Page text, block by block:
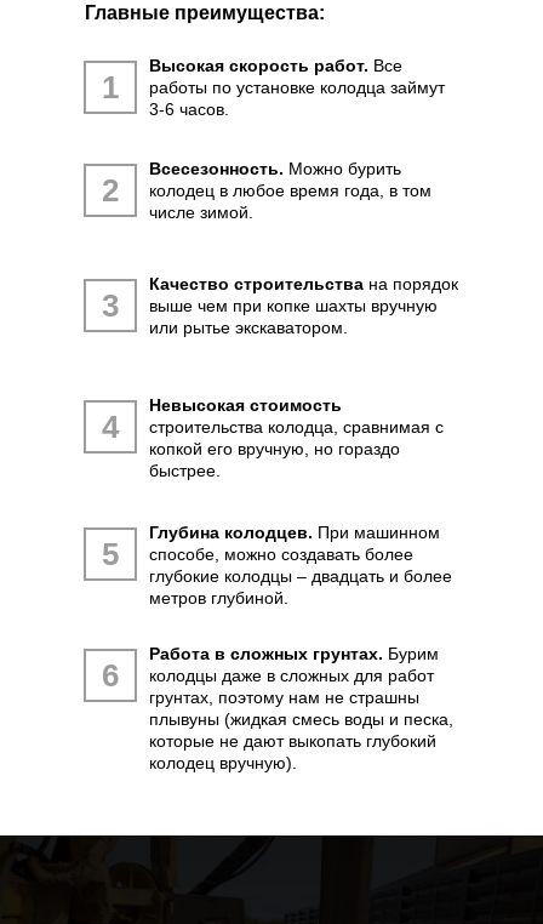
Главные преимущества:
Высокая скорость работ. Все
работы по установке колодца займут
3-6 часов.
1
Всесезонность. Можно бурить
колодец в любое время года, в том
числе зимой.
2
Качество строительства на порядок
выше чем при копке шахты вручную
или рытье экскаватором.
3
Невысокая стоимость
строительства колодца, сравнимая с
копкой его вручную, но гораздо
быстрее.
4
Глубина колодцев. При машинном
способе, можно создавать более
глубокие колодцы – двадцать и более
метров глубиной.
5
Работа в сложных грунтах. Бурим
колодцы даже в сложных для работ
грунтах, поэтому нам не страшны
плывуны (жидкая смесь воды и песка,
которые не дают выкопать глубокий
колодец вручную).
6